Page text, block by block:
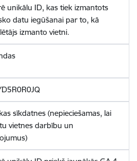
unikālu ID, kas tiek izmantots
datu iegūšanai par to, kā
izmanto vietni.
sīkdatnes (nepieciešamas, lai
vietnes darbību un